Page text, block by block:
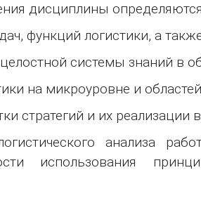
дисциплины
функций логистики, а
системы знаний в
на микроуровне и
стратегий и их реализации
анализа
использования